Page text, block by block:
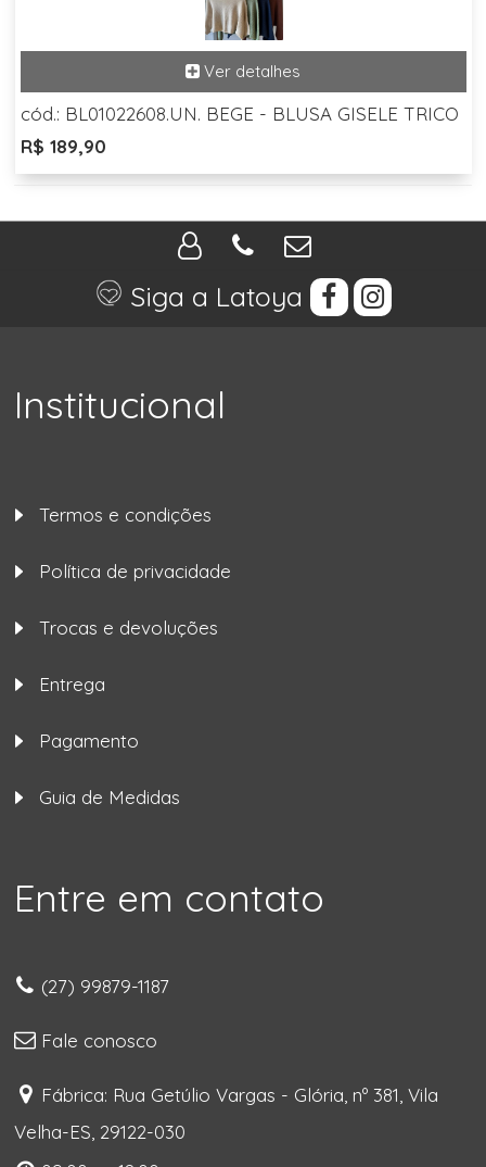
cód.: BL01022608.UN. BEGE - BLUSA GISELE TRICO
R$ 189,90
Siga a Latoya
Institucional
Termos e condições
Política de privacidade
Trocas e devoluções
Entrega
Pagamento
Guia de Medidas
Entre em contato
(27) 99879-1187
Fale conosco
Fábrica: Rua Getúlio Vargas - Glória, nº 381, Vila
Velha-ES, 29122-030